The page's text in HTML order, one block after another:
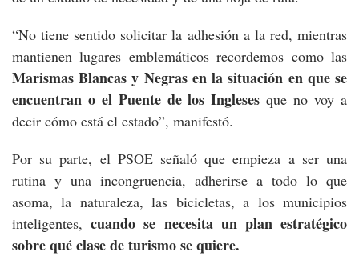
“No tiene sentido solicitar la adhesión a la red, mientras
mantienen lugares emblemáticos recordemos como las
Marismas Blancas y Negras en la situación en que se
encuentran o el Puente de los Inglesesque no voy a
decir cómo está el estado”, manifestó.
Por su parte, el PSOE señaló que empieza a ser una
rutina y una incongruencia, adherirse a todo lo que
asoma, la naturaleza, las bicicletas, a los municipios
inteligentes,cuando se necesita un plan estratégico
sobre qué clase de turismo se quiere.